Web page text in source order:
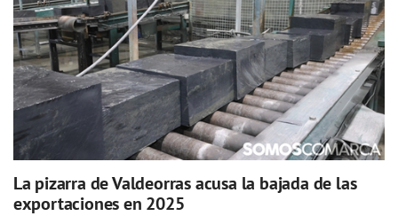
La pizarra de Valdeorras acusa la bajada de las
exportaciones en 2025